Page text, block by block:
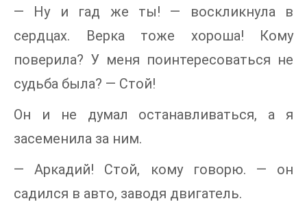
— Ну и гад же ты! — воскликнула в
сердцах. Верка тоже хороша! Кому
поверила? У меня поинтересоваться не
судьба была? — Стой!
Он и не думал останавливаться, а я
засеменила за ним.
— Аркадий! Стой, кому говорю. — он
садился в авто, заводя двигатель.